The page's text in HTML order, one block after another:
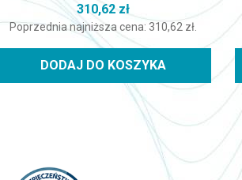
310,62 zł
Poprzednia najniższa cena:310,62 zł
DODAJ DO KOSZYKA